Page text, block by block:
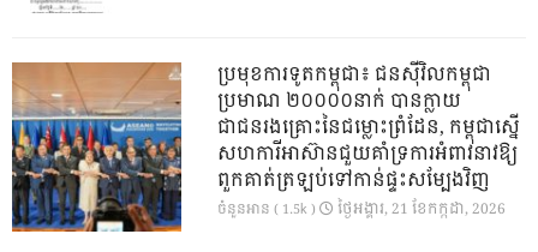
ប្រមុខការទូតកម្ពុជា៖ ជនស៊ីវិលកម្ពុជា
ប្រមាណ ២០០០០នាក់ បានក្លាយ
ជាជនរងគ្រោះនៃជម្លោះព្រំដែន, កម្ពុជាស្នើ
សហការីអាស៊ានជួយគាំទ្រការអំពាវនាវឱ្យ
ពួកគាត់ត្រឡប់ទៅកាន់ផ្ទះសម្បែងវិញ
ចំនួនអាន ( 1.5k ) ថ្ងៃ​អង្គារ, 21 ខែ​កក្កដា, 2026